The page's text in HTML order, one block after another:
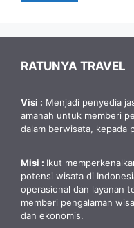
RATUNYA TRAVEL
Visi : Menjadi penyedia
amanah untuk memberi
dalam berwisata, kepada
Misi : Ikut
potensi wisata di
operasional dan layanan
memberi pengalaman
dan ekonomis.